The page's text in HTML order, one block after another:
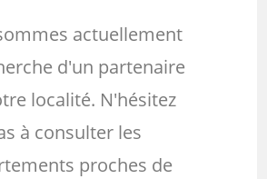
actuellement
d'un partenaire
localité. N'hésitez
à consulter les
proches de